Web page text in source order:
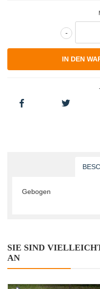
-
Gebogen
SIE SIND
AN